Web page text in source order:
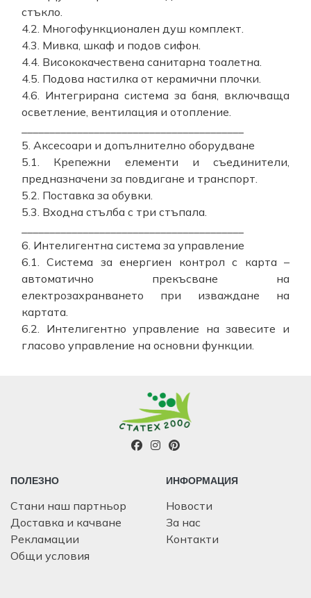
стъкло.
4.2. Многофункционален душ комплект.
4.3. Мивка, шкаф и подов сифон.
4.4. Висококачествена санитарна тоалетна.
4.5. Подова настилка от керамични плочки.
4.6. Интегрирана система за баня, включваща
осветление, вентилация и отопление.
5. Аксесоари и допълнително оборудване
5.1. Крепежни елементи и съединители,
предназначени за повдигане и транспорт.
5.2. Поставка за обувки.
5.3. Входна стълба с три стъпала.
6. Интелигентна система за управление
6.1. Система за енергиен контрол с карта –
автоматично прекъсване на
електрозахранването при изваждане на
картата.
6.2. Интелигентно управление на завесите и
гласово управление на основни функции.
ПОЛЕЗНО
Стани наш партньор
Доставка и качване
Рекламации
Общи условия
ИНФОРМАЦИЯ
Новости
За нас
Контакти